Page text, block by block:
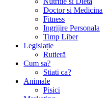
Doctor si Medicina
Fitness
Ingrijire Personala
Timp Liber
Legislație
Rutieră
Cum sa?
Stiati ca?
Animale
Pisici